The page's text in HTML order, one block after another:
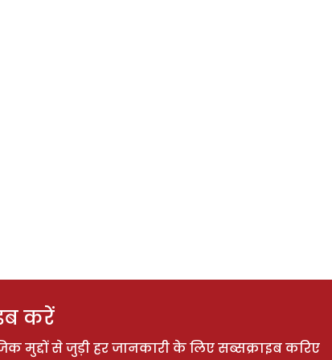
करें
मुद्दों से जुड़ी हर जानकारी के लिए सब्सक्राइब करिए